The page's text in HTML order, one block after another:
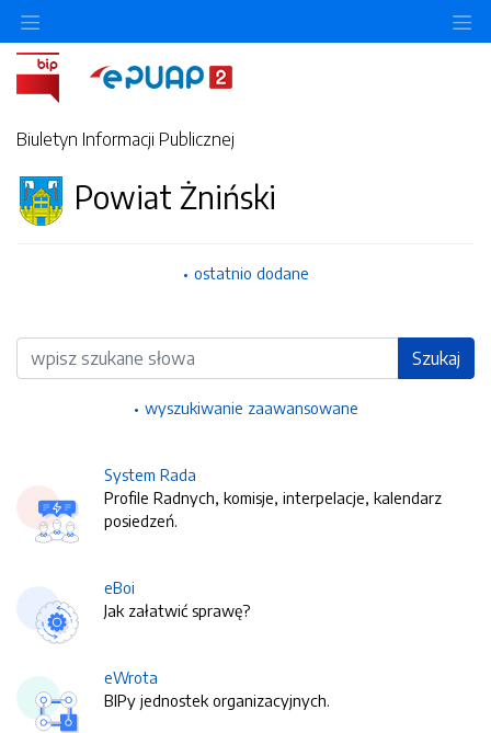
Biuletyn Informacji Publicznej
Powiat Żniński
ostatnio dodane
Wyszukiwarka Szukaj
wyszukiwanie zaawansowane
System Rada
Profile Radnych, komisje, interpelacje, kalendarz
posiedzeń.
eBoi
Jak załatwić sprawę?
eWrota
BIPy jednostek organizacyjnych.